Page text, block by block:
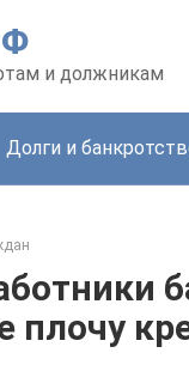
и должникам
Долги и
плочу